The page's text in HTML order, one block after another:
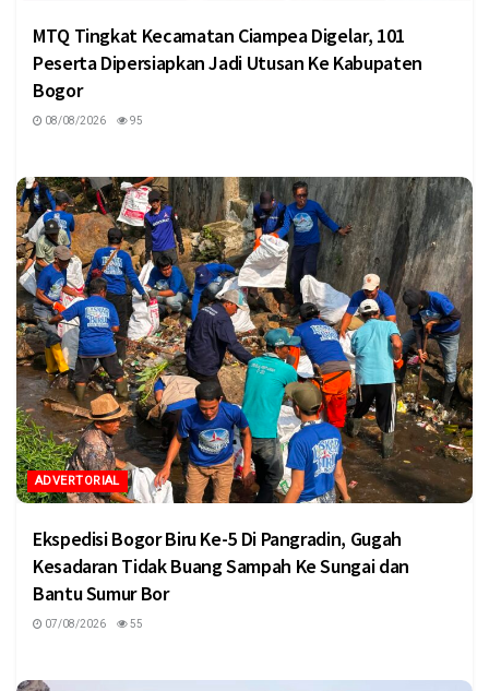
MTQ Tingkat Kecamatan Ciampea Digelar, 101
Peserta Dipersiapkan Jadi Utusan Ke Kabupaten
Bogor
08/08/2026 95
ADVERTORIAL
Ekspedisi Bogor Biru Ke-5 Di Pangradin, Gugah
Kesadaran Tidak Buang Sampah Ke Sungai dan
Bantu Sumur Bor
07/08/2026 55